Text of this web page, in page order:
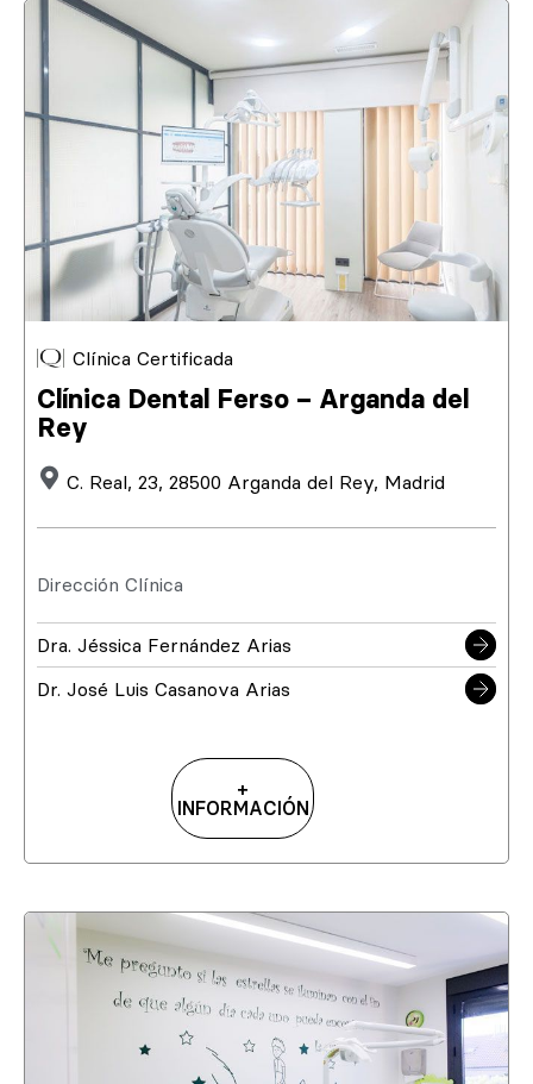
Clínica Certificada
Clínica Dental Ferso – Arganda del
Rey
C. Real, 23, 28500 Arganda del Rey, Madrid
Dirección Clínica
Dra. Jéssica Fernández Arias
Dr. José Luis Casanova Arias
+
INFORMACIÓN